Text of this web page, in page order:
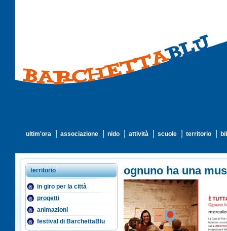
ultim'ora associazione nido attività scuole territorio
territorio
in giro per la città
progetti
animazioni
festival di BarchettaBlu
ognuno ha una